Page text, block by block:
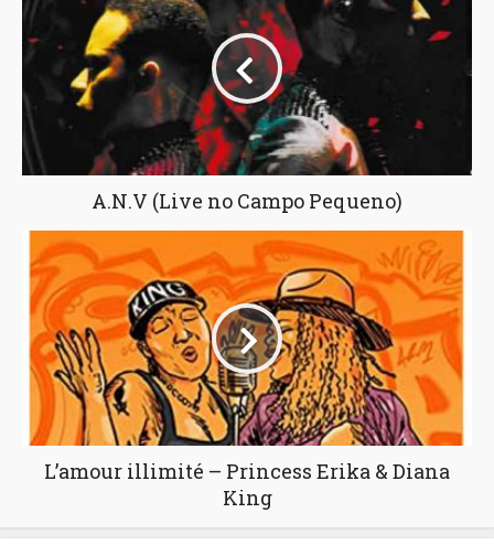
A.N.V (Live no Campo Pequeno)
L’amour illimité – Princess Erika & Diana
King